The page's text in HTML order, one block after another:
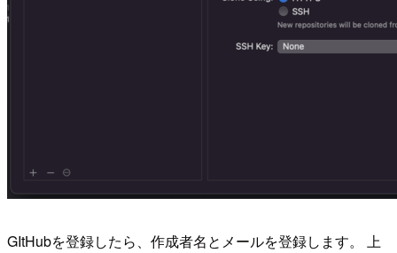
GItHubを登録したら、作成者名とメールを登録します。 上